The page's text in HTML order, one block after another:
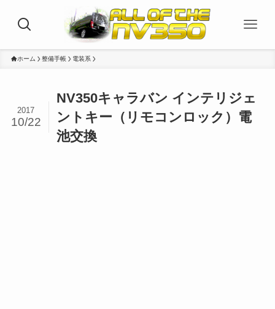
ホーム 整備手帳 電装系
NV350キャラバン インテリジェ
ントキー（リモコンロック）電
池交換
2017
10/22